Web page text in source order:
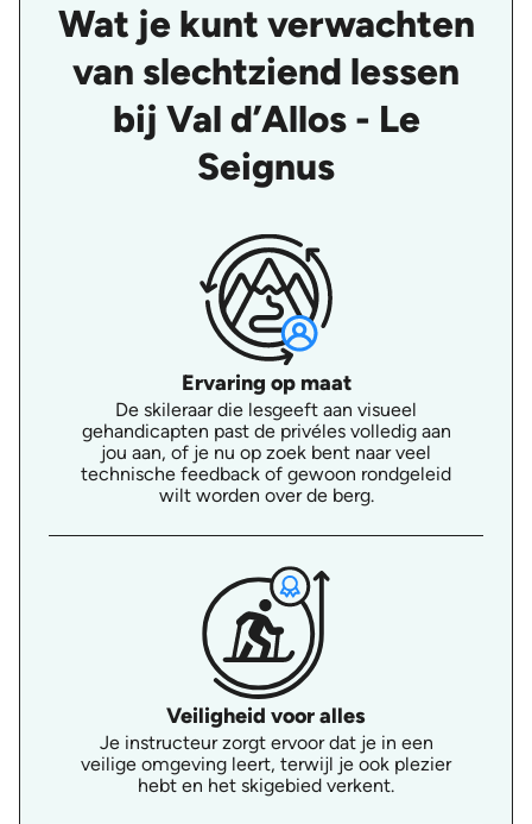
Wat je kunt verwachten
van slechtziend lessen
bij Val d’Allos - Le
Seignus
Ervaring op maat
De skileraar die lesgeeft aan visueel
gehandicapten past de privéles volledig aan
jou aan, of je nu op zoek bent naar veel
technische feedback of gewoon rondgeleid
wilt worden over de berg.
Veiligheid voor alles
Je instructeur zorgt ervoor dat je in een
veilige omgeving leert, terwijl je ook plezier
hebt en het skigebied verkent.